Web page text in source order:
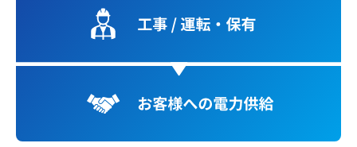
IRメール配信